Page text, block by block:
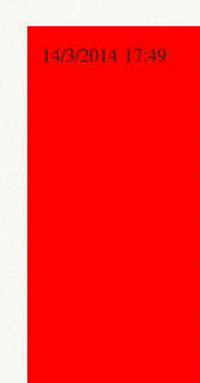
14/3/2014 17:49